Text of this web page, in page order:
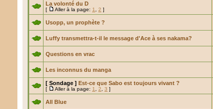
La volonté du D
[ Aller à la page: 1 2 ]
Usopp, un prophète ?
Luffy transmettra-t-il le message d'Ace à ses nakama?
Questions en vrac
Les inconnus du manga
[ Sondage ] Est-ce que Sabo est toujours vivant ?
[ Aller à la page: 1 2 3 ]
All Blue